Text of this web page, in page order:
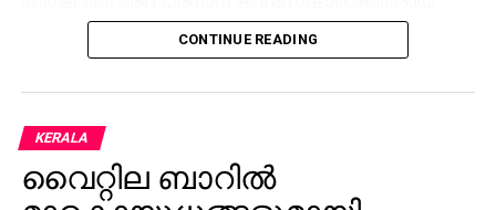
യു.എസ് ഡോളര്‍ ഇന്‍ഡക്‌സ് ഏതാനും ദിവസങ്ങള്‍ക്ക്
മുമ്പുവരെ 98ല്‍ ആയിരുന്നത് ഇപ്പോള്‍ 100ന്
പലിശനിരക്ക് കുറയ്ക്കാന്‍ സാധ്യത ഇല്ല. ഇന്ത്യന്‍
ഓഹരി വിപണികള്‍ നേരിട്ട തളര്‍ച്ചയും വിദേശ
ധനകാര്യ സ്ഥാപനങ്ങള്‍ (എഫ്‌ഐഐ) വന്‍ തോതില്‍
CONTINUE READING
KERALA
വൈറ്റില ബാറില്‍